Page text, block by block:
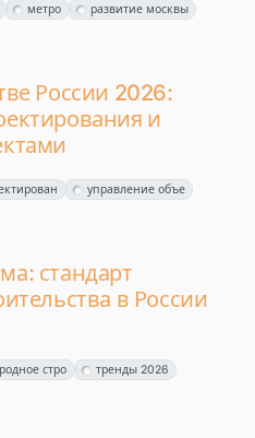
метро развитие москвы
России 2026:
и
управление объе
стандарт
в России
стро тренды 2026